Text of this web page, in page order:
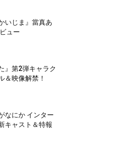
いじま』當真あ
ュー
』第2弾キャラク
＆映像解禁！
なにか インター
キャスト＆特報